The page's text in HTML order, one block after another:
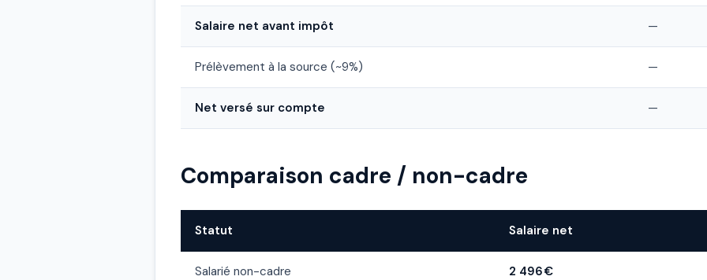
Salaire net avant impôt —
Prélèvement à la source (~9%) —
Net versé sur compte —
Comparaison cadre / non-cadre
Statut Salaire net
Salarié non-cadre 2 496 €